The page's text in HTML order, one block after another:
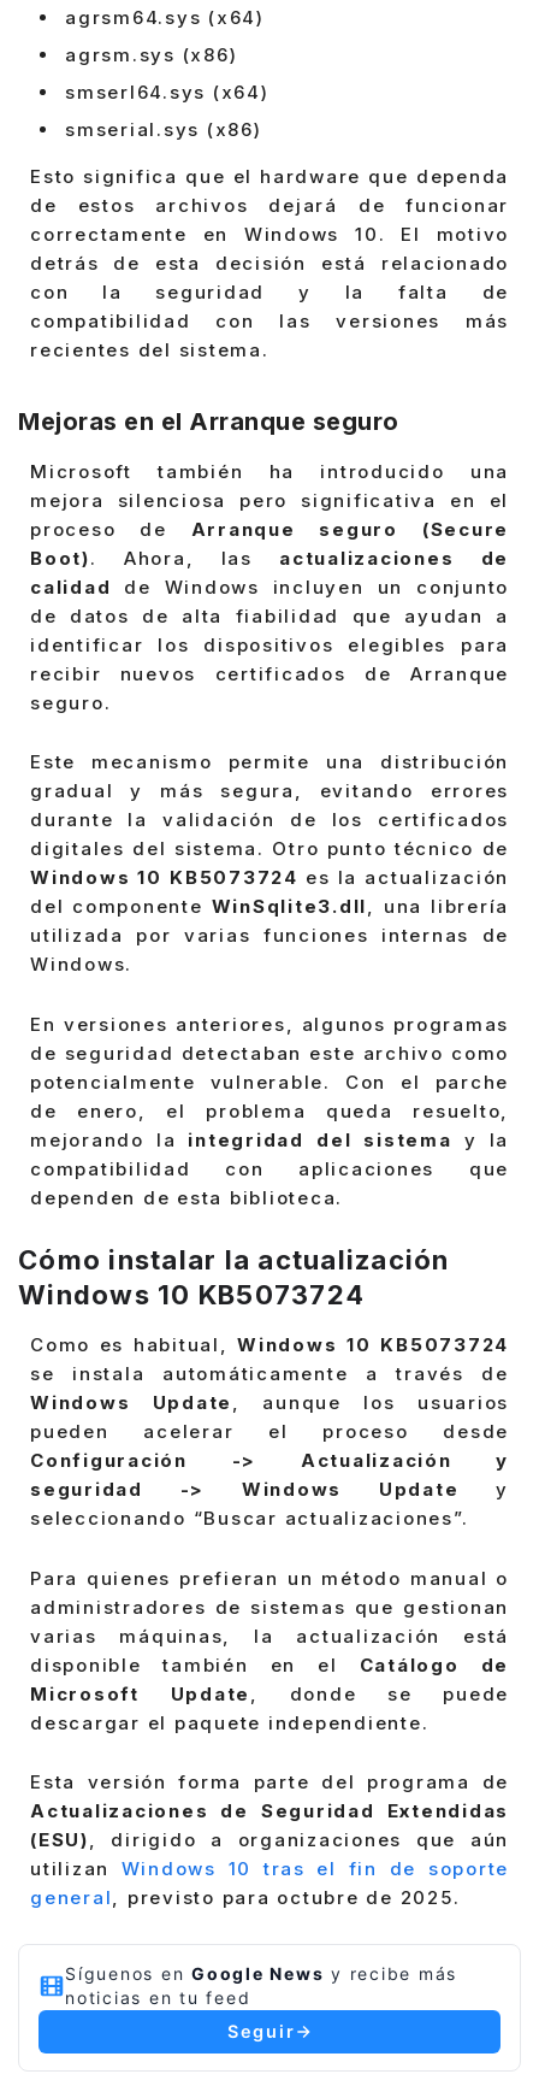
agrsm64.sys (x64)
agrsm.sys (x86)
smserl64.sys (x64)
smserial.sys (x86)
Esto significa que el hardware que dependa
de estos archivos dejará de funcionar
correctamente en Windows 10. El motivo
detrás de esta decisión está relacionado
con la seguridad y la falta de
compatibilidad con las versiones más
recientes del sistema.
Mejoras en el Arranque seguro
Microsoft también ha introducido una
mejora silenciosa pero significativa en el
proceso de Arranque seguro (Secure
Boot). Ahora, las actualizaciones de
calidad
de Windows incluyen un conjunto
de datos de alta fiabilidad que ayudan a
identificar los dispositivos elegibles para
recibir nuevos certificados de Arranque
seguro.
Este mecanismo permite una distribución
gradual y más segura, evitando errores
durante la validación de los certificados
digitales del sistema. Otro punto técnico de
Windows 10 KB5073724 es la actualización
del componente WinSqlite3.dll, una librería
utilizada por varias funciones internas de
Windows.
En versiones anteriores, algunos programas
de seguridad detectaban este archivo como
potencialmente vulnerable. Con el parche
de enero, el problema queda resuelto,
mejorando la integridad del sistema y la
compatibilidad con aplicaciones que
dependen de esta biblioteca.
Cómo instalar la actualización
Windows 10 KB5073724
Como es habitual,Windows 10 KB5073724
se instala automáticamente a través de
Windows Update , aunque los usuarios
pueden acelerar el proceso desde
Configuración -> Actualización y
seguridad -> Windows Update
y
seleccionando “Buscar actualizaciones”.
Para quienes prefieran un método manual o
administradores de sistemas que gestionan
varias máquinas, la actualización está
disponible también en el Catálogo de
Microsoft Update , donde se puede
descargar el paquete independiente.
Esta versión forma parte del programa de
Actualizaciones de Seguridad Extendidas
(ESU), dirigido a organizaciones que aún
utilizan Windows 10 tras el fin de soporte
general, previsto para octubre de 2025.
Síguenos en Google News y recibe más
noticias en tu feed
Seguir